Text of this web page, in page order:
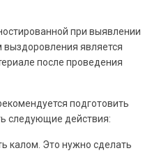
при выявлении
выздоровления является
после проведения
подготовить
следующие действия:
калом. Это нужно сделать